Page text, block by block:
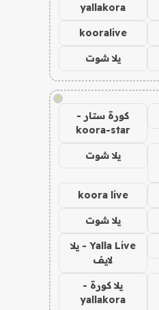
yallakora
kooralive
يلا شوت
!
كورة ستار -
koora-star
يلا شوت
koora live
يلا شوت
Yalla Live - يلا
لايف
يلا كورة -
yallakora